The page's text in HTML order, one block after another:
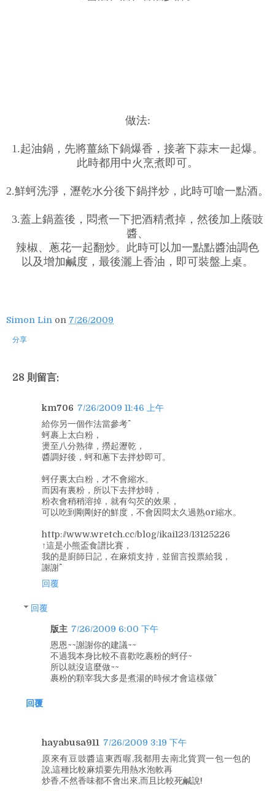
做法:
1.起油鍋，先將薑絲下鍋爆香，接著下蒜末一起爆。
此時都用中火烹煮即可。
2.鮮蚵洗淨，瀝乾水分後下鍋拌炒，此時可嗆一點酒。
3.蓋上鍋蓋後，悶煮一下把酒精煮掉，然後加上蔭豉
醬、
辣椒、蔥花一起翻炒。此時可以加一點點醬油調色
以及增加鹹度，最後灑上香油，即可裝盤上桌。
Simon Lin on 7/26/2009
分享
28 則留言:
km706 7/26/2009 11:46 上午
給你另一個作法當參考^^
蚵裹上太白粉，
燙至八分熟徫，撈起瀝乾，
醬調好後，蚵和蔥下去拌炒即可。
蚵仔裏太白粉，才不會縮水。
而因有裏粉，所以下去拌炒時，
粉衣會稍稍溶掉，就有勾芡的效果，
可以吃到剛剛好的鮮度，不會因悶太久過熟or縮水。
http://www.wretch.cc/blog/ikai123/13125226
↑這是小熊盃食譜比賽，
我的是廚師日記，在麻煩支持，並留言投票給我，
謝謝^^
回覆
回覆
版主 7/26/2009 6:00 下午
恩恩~~謝謝你的建議~~
不過我本身比較不喜歡吃裹粉的蚵仔~
所以就沒這麼做~~
裹粉的顆宰我大多是煮湯的時候才會這樣做^^
回覆
hayabusa911 7/26/2009 3:19 下午
原來有豆豉醬這東西喔,我都用去南北貨買一包一包的
說,這種比較麻煩要先用熱水泡軟再
炒香,不然香味都不會出來,而且比較死鹹說!